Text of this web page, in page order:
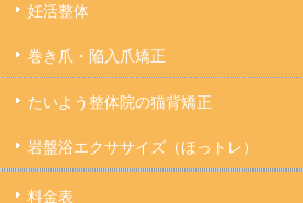
妊活整体
巻き爪・陥入爪矯正
たいよう整体院の猫背矯正
岩盤浴エクササイズ（ほっトレ）
料金表